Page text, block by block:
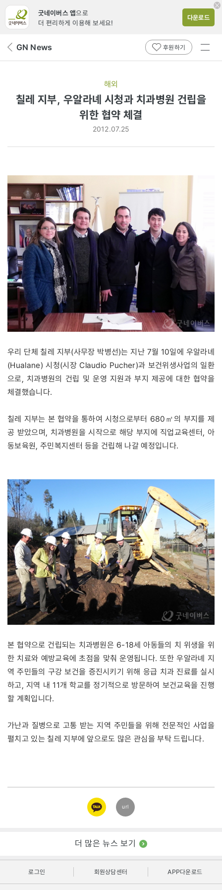
굿네이버스 앱으로
더 편리하게 이용해 보세요!
다운로드
뒤 GN News 후원하기
전체
해외
칠레 지부, 우알라녜 시청과 치과병원 건립을
위한 협약 체결
2012.07.25
우리 단체 칠레 지부(사무장 박병선)는 지난 7월 10일에 우알라녜
(Hualane) 시청(시장 Claudio Pucher)과 보건위생사업의 일환
으로, 치과병원의 건립 및 운영 지원과 부지 제공에 대한 협약을
체결했습니다.
칠레 지부는 본 협약을 통하여 시청으로부터 680㎡의 부지를 제
공 받았으며, 치과병원을 시작으로 해당 부지에 직업교육센터, 아
동보육원, 주민복지센터 등을 건립해 나갈 예정입니다.
본 협약으로 건립되는 치과병원은 6-18세 아동들의 치 위생을 위
한 치료와 예방교육에 초점을 맞춰 운영됩니다. 또한 우알라녜 지
역 주민들의 구강 보건을 증진시키기 위해 응급 치과 진료를 실시
하고, 지역 내 11개 학교를 정기적으로 방문하여 보건교육을 진행
할 계획입니다.
가난과 질병으로 고통 받는 지역 주민들을 위해 전문적인 사업을
펼치고 있는 칠레 지부에 앞으로도 많은 관심을 부탁 드립니다.
카카오
링크
url
더 많은 뉴스 보기
로그인 회원상담센터 APP다운로드